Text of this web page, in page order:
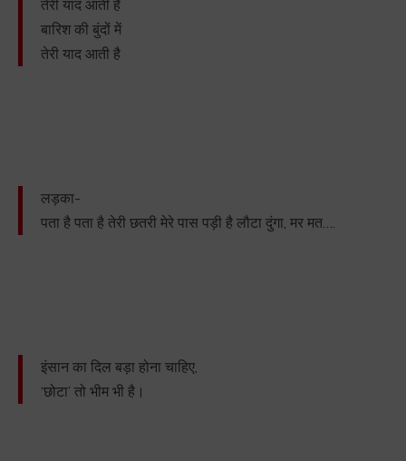
तेरी याद आती है
बारिश की बुंदों में
तेरी याद आती है
लड़का-
पता है पता है तेरी छतरी मेरे पास पड़ी है लौटा दुंगा, मर मत….
इंसान का दिल बड़ा होना चाहिए,
‘छोटा’ तो भीम भी है।